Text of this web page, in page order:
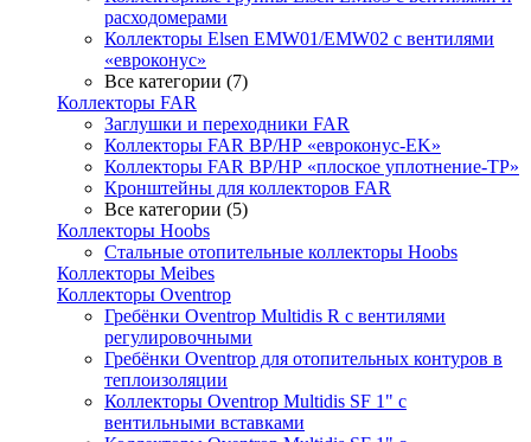
расходомерами
Коллекторы Elsen EMW01/EMW02 с вентилями
«евроконус»
Все категории (7)
Коллекторы FAR
Заглушки и переходники FAR
Коллекторы FAR ВР/НР «евроконус-EK»
Коллекторы FAR ВР/НР «плоское уплотнение-TP»
Кронштейны для коллекторов FAR
Все категории (5)
Коллекторы Hoobs
Стальные отопительные коллекторы Hoobs
Коллекторы Meibes
Коллекторы Oventrop
Гребёнки Oventrop Multidis R с вентилями
регулировочными
Гребёнки Oventrop для отопительных контуров в
теплоизоляции
Коллекторы Oventrop Multidis SF 1" с
вентильными вставками